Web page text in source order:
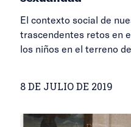
El contexto social de
trascendentes retos en
los niños en el terreno
8 DE JULIO DE 2019